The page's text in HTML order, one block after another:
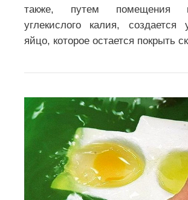
также, путем помещения
углекислого калия, создается
яйцо, которое остается покрыть